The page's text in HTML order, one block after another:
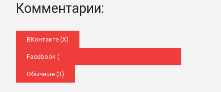
Комментарии:
ВКонтакте (X)
Facebook (
Обычные (3)